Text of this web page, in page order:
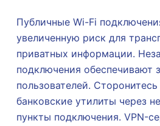
Публичные Wi-Fi
увеличенную риск для
приватных информации.
подключения обеспечивают
пользователей.
банковские утилиты через
пункты подключения. VPN-